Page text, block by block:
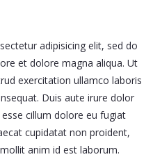
adipisicing elit, sed do
et dolore magna aliqua. Ut
exercitation ullamco laboris
Duis aute irure dolor
cillum dolore eu fugiat
cupidatat non proident,
anim id est laborum.